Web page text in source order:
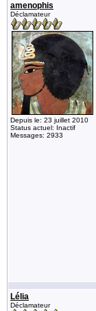
amenophis
Déclamateur
Depuis le: 23 juillet 2010
Status actuel: Inactif
Messages: 2933
Lélia
Déclamateur